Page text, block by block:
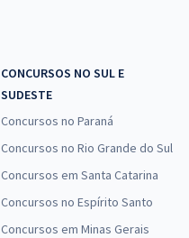
CONCURSOS NO SUL E
SUDESTE
Concursos no Paraná
Concursos no Rio Grande do Sul
Concursos em Santa Catarina
Concursos no Espírito Santo
Concursos em Minas Gerais